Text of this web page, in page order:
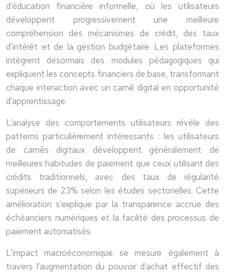
d’éducation financière informelle, où les utilisateurs
développent progressivement une meilleure
compréhension des mécanismes de crédit, des taux
d’intérêt et de la gestion budgétaire. Les plateformes
intègrent désormais des modules pédagogiques qui
expliquent les concepts financiers de base, transformant
chaque interaction avec un carnê digital en opportunité
d’apprentissage.
L’analyse des comportements utilisateurs révèle des
patterns particulièrement intéressants : les utilisateurs
de carnês digitaux développent généralement de
meilleures habitudes de paiement que ceux utilisant des
crédits traditionnels, avec des taux de régularité
supérieurs de 23% selon les études sectorielles. Cette
amélioration s’explique par la transparence accrue des
échéanciers numériques et la facilité des processus de
paiement automatisés.
L’impact macroéconomique se mesure également à
travers l’augmentation du pouvoir d’achat effectif des